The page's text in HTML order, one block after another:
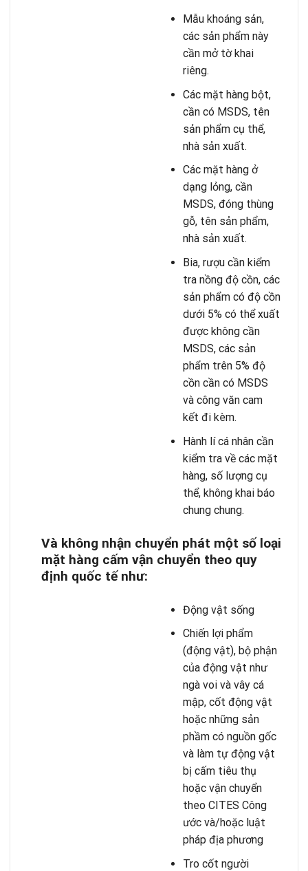
Mẫu khoáng sản,
các sản phẩm này
cần mở tờ khai
riêng.
Các mặt hàng bột,
cần có MSDS, tên
sản phẩm cụ thể,
nhà sản xuất.
Các mặt hàng ở
dạng lỏng, cần
MSDS, đóng thùng
gỗ, tên sản phẩm,
nhà sản xuất.
Bia, rượu cần kiểm
tra nồng độ cồn, các
sản phẩm có độ cồn
dưới 5% có thể xuất
được không cần
MSDS, các sản
phẩm trên 5% độ
cồn cần có MSDS
và công văn cam
kết đi kèm.
Hành lí cá nhân cần
kiểm tra về các mặt
hàng, số lượng cụ
thể, không khai báo
chung chung.
Và không nhận chuyển phát một số loại
mặt hàng cấm vận chuyển theo quy
định quốc tế như:
Động vật sống
Chiến lợi phẩm
(động vật), bộ phận
của động vật như
ngà voi và vây cá
mập, cốt động vật
hoặc những sản
phầm có nguồn gốc
và làm tự động vật
bị cấm tiêu thụ
hoặc vận chuyển
theo CITES Công
ước và/hoặc luật
pháp địa phương
Tro cốt người